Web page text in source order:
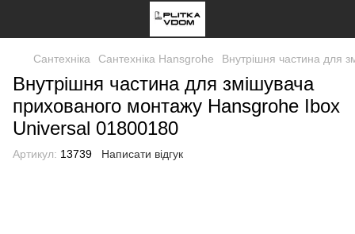
Сантехніка Сантехніка Hansgrohe Внутрішня частина для
Внутрішня частина для змішувача
прихованого монтажу Hansgrohe Ibox
Universal 01800180
Артикул: 13739 Написати відгук